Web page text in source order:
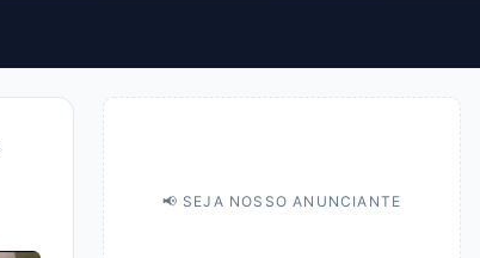
📢 SEJA NOSSO ANUNCIANTE